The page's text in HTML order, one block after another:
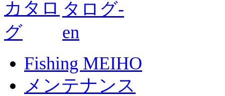
Fishing MEIHO
メンテナンス